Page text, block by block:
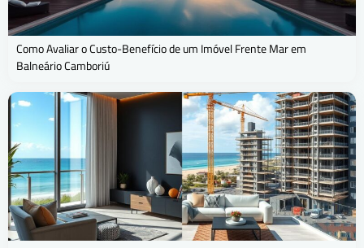
Como Avaliar o Custo-Benefício de um Imóvel Frente Mar em
Balneário Camboriú